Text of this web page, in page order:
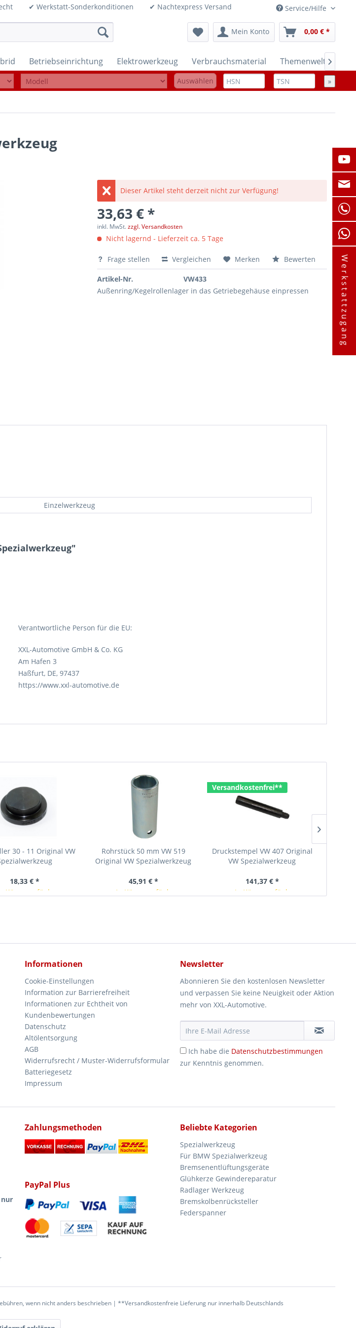
✔ Werkstatt-Sonderkonditionen ✔ Nachtexpress Versand Service/Hilfe
Mein Konto 0,00 € *
Betriebseinrichtung Elektrowerkzeug Verbrauchsmaterial Themenwelten

Auswählen »
Dieser Artikel steht derzeit nicht zur Verfügung!
33,63 € *
inkl. MwSt.zzgl. Versandkosten
Nicht lagernd - Lieferzeit ca. 5 Tage
Frage stellen Vergleichen Merken Bewerten
Artikel-Nr.
VW433
Außenring/Kegelrollenlager in das Getriebegehäuse einpressen
Einzelwerkzeug
Verantwortliche Person für die EU:
XXL-Automotive GmbH & Co. KG
Am Hafen 3
Haßfurt, DE, 97437
https://www.xxl-automotive.de
30 - 11 Original VW
18,33 € *
Kürze verfügbar
Rohrstück 50 mm VW 519
Original VW Spezialwerkzeug
45,91 € *
In Kürze verfügbar
Versandkostenfrei**
Druckstempel VW 407 Original
VW Spezialwerkzeug
141,37 € *
In Kürze verfügbar
Informationen
Cookie-Einstellungen
Information zur Barrierefreiheit
Informationen zur Echtheit von
Kundenbewertungen
Datenschutz
Altölentsorgung
AGB
Widerrufsrecht / Muster-Widerrufsformular
Batteriegesetz
Impressum
Newsletter
Abonnieren Sie den kostenlosen Newsletter
und verpassen Sie keine Neuigkeit oder Aktion
mehr von XXL-Automotive.
Ich habe die Datenschutzbestimmungen
zur Kenntnis genommen.
nur
Zahlungsmethoden
PayPal Plus
Beliebte Kategorien
Spezialwerkzeug
Für BMW Spezialwerkzeug
Bremsenentlüftungsgeräte
Glühkerze Gewindereparatur
Radlager Werkzeug
Bremskolbenrücksteller
Federspanner
wenn nicht anders beschrieben | **Versandkostenfreie Lieferung nur innerhalb Deutschlands
Werkstattzugang